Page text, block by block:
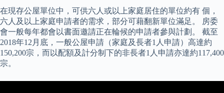
在現存公屋單位中，可供六人或以上家庭居住的單位約有 個，
六人及以上家庭申請者的需求，部分可藉翻新單位滿足。 房委
會一般每年都會以書面邀請正在輪候的申請者參與計劃。 截至
2018年12月底，一般公屋申請（家庭及長者1人申請）高達約
150,200宗，而以配額及計分制下的非長者1人申請亦達約117,400
宗。